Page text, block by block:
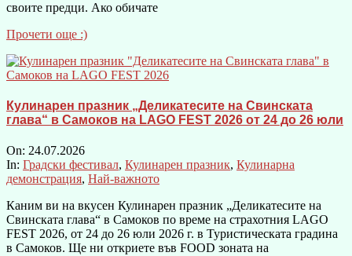
своите предци. Ако обичате
Прочети още :)
Кулинарен празник „Деликатесите на Свинската
глава“ в Самоков на LAGO FEST 2026 от 24 до 26 юли
On: 24.07.2026
In: Градски фестивал, Кулинарен празник, Кулинарна
демонстрация, Най-важното
Каним ви на вкусен Кулинарен празник „Деликатесите на
Свинската глава“ в Самоков по време на страхотния LAGO
FEST 2026, от 24 до 26 юли 2026 г. в Туристическата градина
в Самоков. Ще ни откриете във FOOD зоната на